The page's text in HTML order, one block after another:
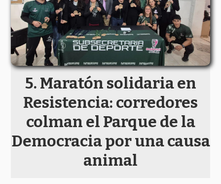
Maratón solidaria en
Resistencia: corredores
colman el Parque de la
Democracia por una causa
animal